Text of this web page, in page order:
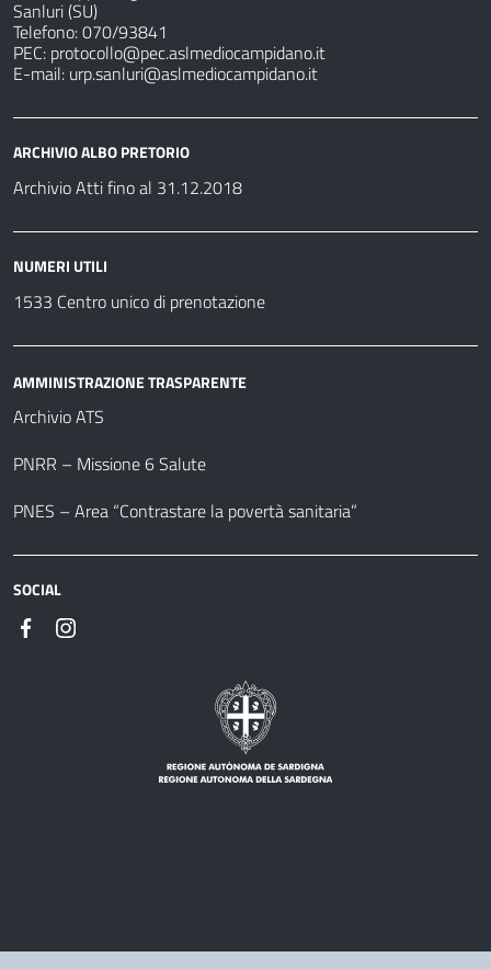
Sanluri (SU)
Telefono: 070/93841
PEC: protocollo@pec.aslmediocampidano.it
E-mail: urp.sanluri@aslmediocampidano.it
ARCHIVIO ALBO PRETORIO
Archivio Atti fino al 31.12.2018
NUMERI UTILI
1533 Centro unico di prenotazione
AMMINISTRAZIONE TRASPARENTE
Archivio ATS
PNRR – Missione 6 Salute
PNES – Area “Contrastare la povertà sanitaria”
SOCIAL